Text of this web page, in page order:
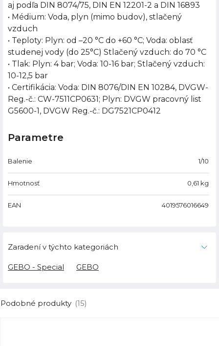
aj podľa DIN 8074/75, DIN EN 12201-2 a DIN 16893
• Médium: Voda, plyn (mimo budov), stlačený
vzduch
• Teploty: Plyn: od –20 °C do +60 °C; Voda: oblasť
studenej vody (do 25°C) Stlačený vzduch: do 70 °C
• Tlak: Plyn: 4 bar; Voda: 10-16 bar; Stlačený vzduch:
10-12,5 bar
• Certifikácia: Voda: DIN 8076/DIN EN 10284, DVGW-
Reg.-č.: CW-7511CP0631; Plyn: DVGW pracovný list
G5600-1, DVGW Reg.-č.: DG7521CP0412
Parametre
Balenie 1/10
Hmotnosť 0,61 kg
EAN 4019576016649
Zaradení v týchto kategoriách
GEBO - Special GEBO
Podobné produkty (15)